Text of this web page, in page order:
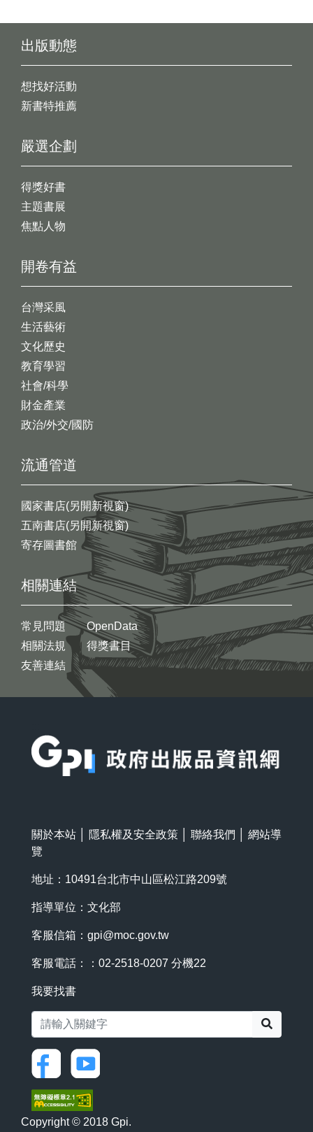
出版動態
想找好活動
新書特推薦
開卷有益
台灣采風
生活藝術
文化歷史
教育學習
社會/科學
財金產業
政治/外交/國防
嚴選企劃
得獎好書
主題書展
焦點人物
流通管道
國家書店(另開新視窗)
五南書店(另開新視窗)
寄存圖書館
相關連結
常見問題
相關法規
友善連結
OpenData
得獎書目
關於本站 隱私權及安全政策 聯絡我們
網站導
覽
地址：10491台北市中山區松江路209號
指導單位：文化部
客服信箱： gpi@moc.gov.tw
客服電話：：02-2518-0207 分機22
我要找書
Copyright © 2018 Gpi.